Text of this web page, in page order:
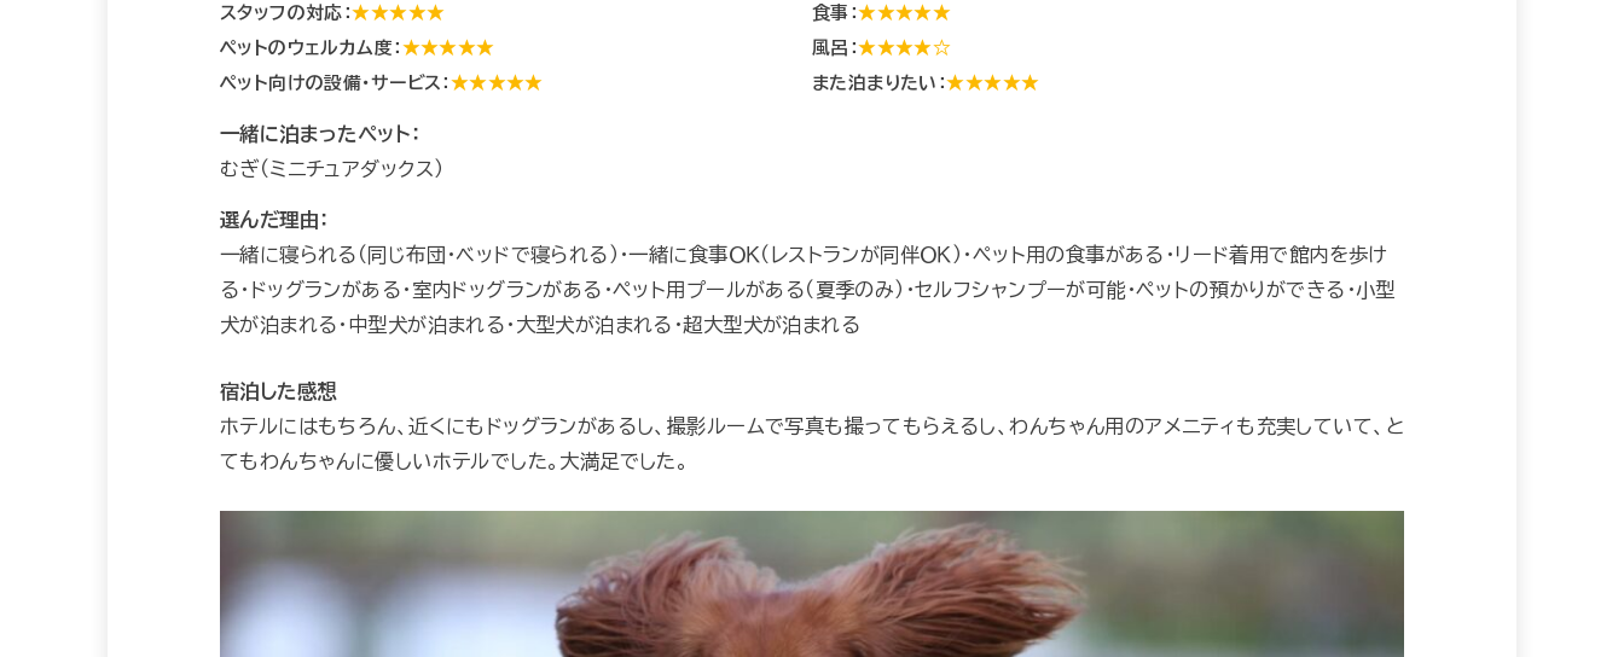
スタッフの対応：★★★★★
ペットのウェルカム度： ★★★★★
ペット向けの設備・サービス： ★★★★★
食事：★★★★★
風呂：★★★★☆
また泊まりたい：★★★★★
一緒に泊まったペット：
むぎ（ミニチュアダックス）
選んだ理由：
一緒に寝られる（同じ布団・ベッドで寝られる）・一緒に食事ＯＫ（レストランが同伴ＯＫ）・ペット用の食事がある・リード着用で館内を歩け
る・ドッグランがある・室内ドッグランがある・ペット用プールがある（夏季のみ）・セルフシャンプーが可能・ペットの預かりができる・小型
犬が泊まれる・中型犬が泊まれる・大型犬が泊まれる・超大型犬が泊まれる
宿泊した感想
ホテルにはもちろん、近くにもドッグランがあるし、撮影ルームで写真も撮ってもらえるし、わんちゃん用のアメニティも充実していて、と
てもわんちゃんに優しいホテルでした。大満足でした。